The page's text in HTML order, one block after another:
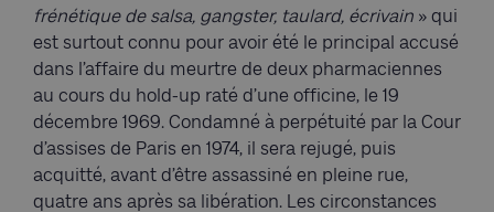
frénétique de salsa, gangster, taulard, écrivain » qui
est surtout connu pour avoir été le principal accusé
dans l’affaire du meurtre de deux pharmaciennes
au cours du hold-up raté d’une officine, le 19
décembre 1969. Condamné à perpétuité par la Cour
d’assises de Paris en 1974, il sera rejugé, puis
acquitté, avant d’être assassiné en pleine rue,
quatre ans après sa libération. Les circonstances